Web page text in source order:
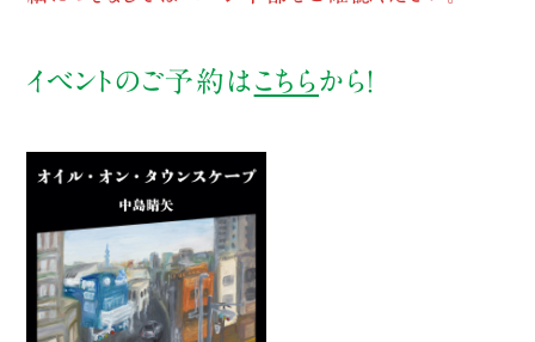
イベントのご予約は こちらから！